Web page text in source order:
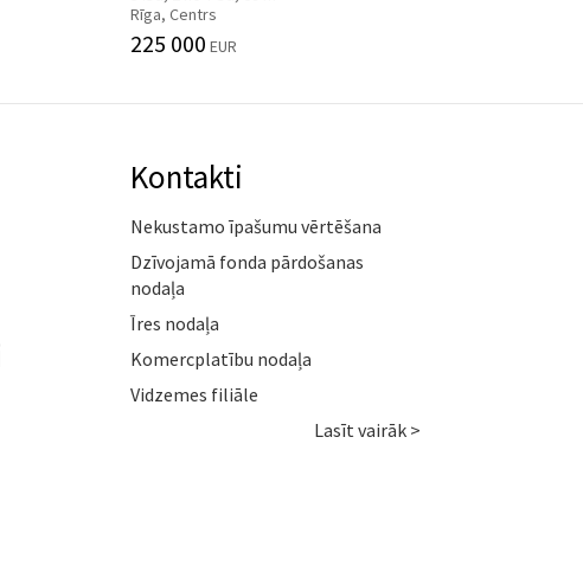
Rīga, Centrs
225 000 EUR
Kontakti
Nekustamo īpašumu vērtēšana
Dzīvojamā fonda pārdošanas
nodaļa
Īres nodaļa
Komercplatību nodaļa
Vidzemes filiāle
Lasīt vairāk >